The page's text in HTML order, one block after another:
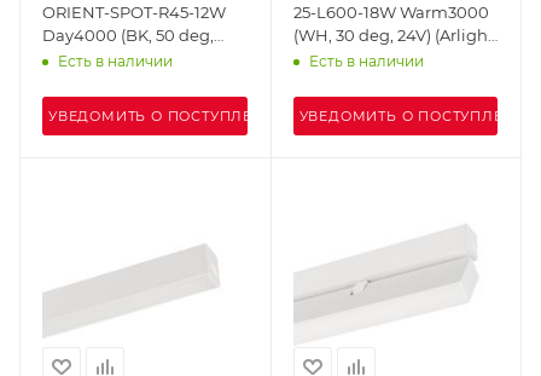
ORIENT-SPOT-R45-12W
Day4000 (BK, 50 deg,
48V) (Arlight, IP20
Есть в наличии
УВЕДОМИТЬ О ПОСТУПЛЕНИИ
25-L600-18W Warm3000
(WH, 30 deg, 24V) (Arlight,
IP20 Металл, 3 года)
Есть в наличии
УВЕДОМИТЬ О ПОСТУПЛЕНИИ